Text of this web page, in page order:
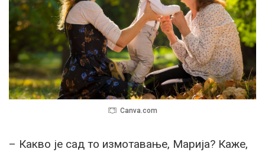
Canva.com
– Какво је сад то измотавање, Марија? Каже,